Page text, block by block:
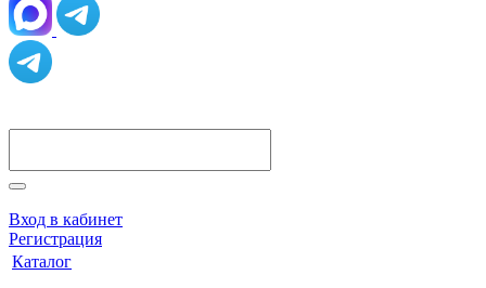
Вход в кабинет
Регистрация
Каталог